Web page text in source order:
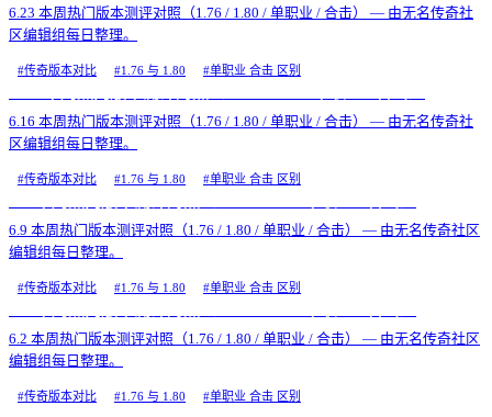
6.23 本周热门版本测评对照（1.76 / 1.80 / 单职业 / 合击） — 由无名传奇社
区编辑组每日整理。
#传奇版本对比 #1.76 与 1.80 #单职业 合击 区别
6.16 本周热门版本测评对照（1.76 / 1.80 / 单职业 / 合击） — 由无名传奇社
区编辑组每日整理。
#传奇版本对比 #1.76 与 1.80 #单职业 合击 区别
6.9 本周热门版本测评对照（1.76 / 1.80 / 单职业 / 合击） — 由无名传奇社区
编辑组每日整理。
#传奇版本对比 #1.76 与 1.80 #单职业 合击 区别
6.2 本周热门版本测评对照（1.76 / 1.80 / 单职业 / 合击） — 由无名传奇社区
编辑组每日整理。
#传奇版本对比 #1.76 与 1.80 #单职业 合击 区别